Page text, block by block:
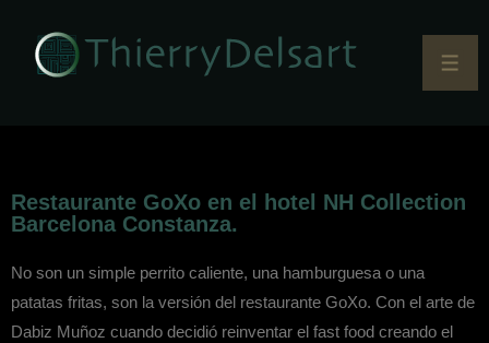
Restaurante GoXo en el hotel NH Collection
Barcelona Constanza.
No son un simple perrito caliente, una hamburguesa o una
patatas fritas, son la versión del restaurante GoXo. Con el arte de
Dabiz Muñoz cuando decidió reinventar el fast food creando el